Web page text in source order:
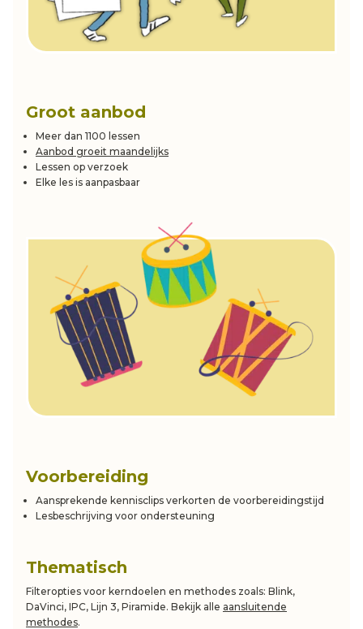
Groot aanbod
Meer dan 1100 lessen
Aanbod groeit maandelijks
Lessen op verzoek
Elke les is aanpasbaar
Voorbereiding
Aansprekende kennisclips verkorten de voorbereidingstijd
Lesbeschrijving voor ondersteuning
Thematisch
Filteropties voor kerndoelen en methodes zoals: Blink,
DaVinci, IPC, Lijn 3, Piramide. Bekijk alle aansluitende
methodes.